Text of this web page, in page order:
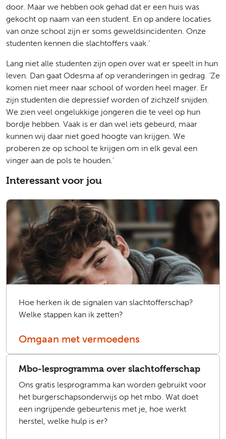
door. Maar we hebben ook gehad dat er een huis was
gekocht op naam van een student. En op andere locaties
van onze school zijn er soms geweldsincidenten. Onze
studenten kennen die slachtoffers vaak.’
Lang niet alle studenten zijn open over wat er speelt in hun
leven. Dan gaat Odesma af op veranderingen in gedrag. ‘Ze
komen niet meer naar school of worden heel mager. Er
zijn studenten die depressief worden of zichzelf snijden.
We zien veel ongelukkige jongeren die te veel op hun
bordje hebben. Vaak is er dan wel iets gebeurd, maar
kunnen wij daar niet goed hoogte van krijgen. We
proberen ze op school te krijgen om in elk geval een
vinger aan de pols te houden.’
Interessant voor jou
Hoe herken ik de signalen van slachtofferschap?
Welke stappen kan ik zetten?
Omgaan met vermoedens
Mbo-lesprogramma over slachtofferschap
Ons gratis lesprogramma kan worden gebruikt voor
het burgerschapsonderwijs op het mbo. Wat doet
een ingrijpende gebeurtenis met je, hoe werkt
herstel, welke hulp is er?